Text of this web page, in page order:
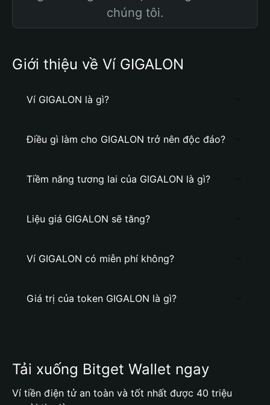
chúng tôi.
Giới thiệu về Ví GIGALON
Ví GIGALON là gì?
Điều gì làm cho GIGALON trở nên độc đáo?
Tiềm năng tương lai của GIGALON là gì?
Liệu giá GIGALON sẽ tăng?
Ví GIGALON có miễn phí không?
Giá trị của token GIGALON là gì?
Tải xuống Bitget Wallet ngay
Ví tiền điện tử an toàn và tốt nhất được 40 triệu